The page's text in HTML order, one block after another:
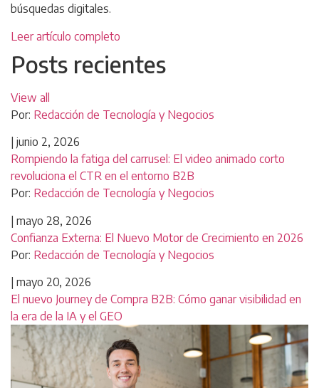
búsquedas digitales.
Leer artículo completo
Posts recientes
View all
Por: Redacción de Tecnología y Negocios
junio 2, 2026
Rompiendo la fatiga del carrusel: El video animado corto
revoluciona el CTR en el entorno B2B
Por: Redacción de Tecnología y Negocios
| mayo 28, 2026
Confianza Externa: El Nuevo Motor de Crecimiento en 2026
Por: Redacción de Tecnología y Negocios
mayo 20, 2026
El nuevo Journey de Compra B2B: Cómo ganar visibilidad en
la era de la IA y el GEO